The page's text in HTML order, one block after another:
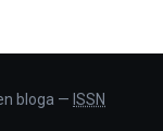
bloga — ISSN